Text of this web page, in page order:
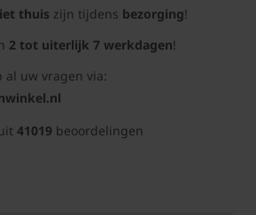
thuis zijn tijdens bezorging!
2 tot uiterlijk 7 werkdagen!
al uw vragen via:
41019 beoordelingen